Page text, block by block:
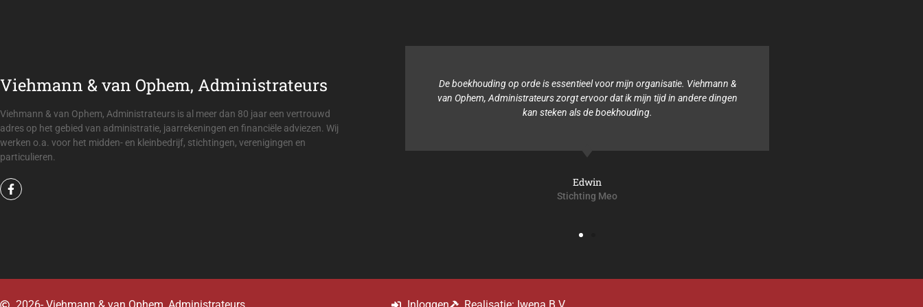
Viehmann & van Ophem, Administrateurs
Viehmann & van Ophem, Administrateurs is al meer dan 80 jaar een vertrouwd
adres op het gebied van administratie, jaarrekeningen en financiële adviezen. Wij
werken o.a. voor het midden- en kleinbedrijf, stichtingen, verenigingen en
particulieren.
wij noch de tijd noch de kennis voor de
& van Ophem, Administrateurs is
zij ervoor dat alles geregeld is.
Isabel
Sterke lach
De boekhouding op orde is essentieel voor mijn organisatie. Viehmann &
van Ophem, Administrateurs zorgt ervoor dat ik mijn tijd in andere dingen
Binnen onze organisatie hebben wij noch de tijd noch de kennis
boekhouding. Het team van Viehmann & van Ophem,